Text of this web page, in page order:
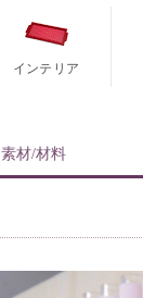
インテリア
素材/材料